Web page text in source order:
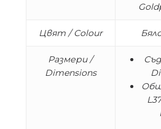
Цвят / Colour
Размери /
Dimensions